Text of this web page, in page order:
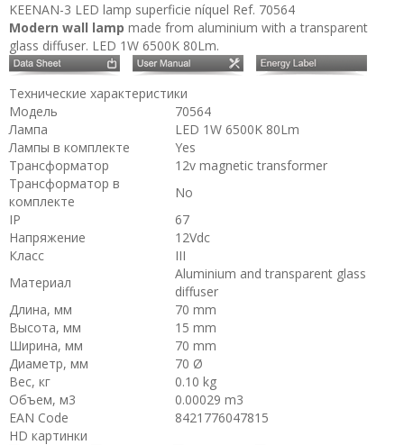
KEENAN-3 LED lamp superficie níquel Ref. 70564
Modern wall lamp made from aluminium with a transparent
glass diffuser. LED 1W 6500K 80Lm.
Технические характеристики
Модель
70564
Лампа
LED 1W 6500K 80Lm
Лампы в комплекте
Yes
Трансформатор
12v magnetic transformer
Трансформатор в
комплекте
No
IP
67
Напряжение
12Vdc
Класс
III
Материал
Aluminium and transparent glass
diffuser
Длина, мм
70 mm
Высота, мм
15 mm
Ширина, мм
70 mm
Диаметр, мм
70 Ø
Вес, кг
0.10 kg
Объем, м3
0.00029 m3
EAN Code
8421776047815
HD картинки